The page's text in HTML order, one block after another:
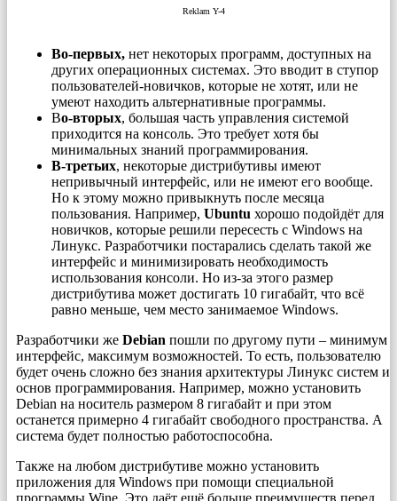
Reklam Y-4
Во-первых, нет некоторых программ, доступных на
других операционных системах. Это вводит в ступор
пользователей-новичков, которые не хотят, или не
умеют находить альтернативные программы.
Во-вторых, большая часть управления системой
приходится на консоль. Это требует хотя бы
минимальных знаний программирования.
В-третьих, некоторые дистрибутивы имеют
непривычный интерфейс, или не имеют его вообще.
Но к этому можно привыкнуть после месяца
пользования. Например, Ubuntu хорошо подойдёт для
новичков, которые решили пересесть с Windows на
Линукс. Разработчики постарались сделать такой же
интерфейс и минимизировать необходимость
использования консоли. Но из-за этого размер
дистрибутива может достигать 10 гигабайт, что всё
равно меньше, чем место занимаемое Windows.
Разработчики же Debian пошли по другому пути – минимум
интерфейс, максимум возможностей. То есть, пользователю
будет очень сложно без знания архитектуры Линукс систем и
основ программирования. Например, можно установить
Debian на носитель размером 8 гигабайт и при этом
останется примерно 4 гигабайт свободного пространства. А
система будет полностью работоспособна.
Также на любом дистрибутиве можно установить
приложения для Windows при помощи специальной
программы Wine. Это даёт ещё больше преимуществ перед